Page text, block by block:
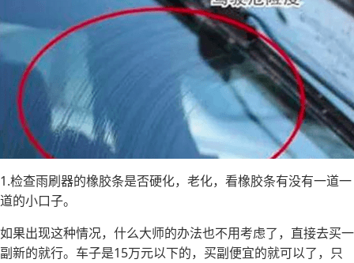
1.检查雨刷器的橡胶条是否硬化，老化，看橡胶条有没有一道一
道的小口子。
如果出现这种情况，什么大师的办法也不用考虑了，直接去买一
副新的就行。车子是15万元以下的，买副便宜的就可以了，只